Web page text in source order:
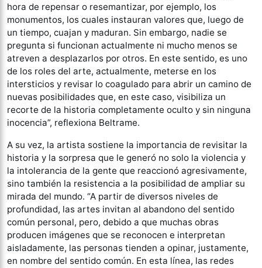
hora de repensar o resemantizar, por ejemplo, los
monumentos, los cuales instauran valores que, luego de
un tiempo, cuajan y maduran. Sin embargo, nadie se
pregunta si funcionan actualmente ni mucho menos se
atreven a desplazarlos por otros. En este sentido, es uno
de los roles del arte, actualmente, meterse en los
intersticios y revisar lo coagulado para abrir un camino de
nuevas posibilidades que, en este caso, visibiliza un
recorte de la historia completamente oculto y sin ninguna
inocencia”, reflexiona Beltrame.
A su vez, la artista sostiene la importancia de revisitar la
historia y la sorpresa que le generó no solo la violencia y
la intolerancia de la gente que reaccionó agresivamente,
sino también la resistencia a la posibilidad de ampliar su
mirada del mundo. “A partir de diversos niveles de
profundidad, las artes invitan al abandono del sentido
común personal, pero, debido a que muchas obras
producen imágenes que se reconocen e interpretan
aisladamente, las personas tienden a opinar, justamente,
en nombre del sentido común. En esta línea, las redes